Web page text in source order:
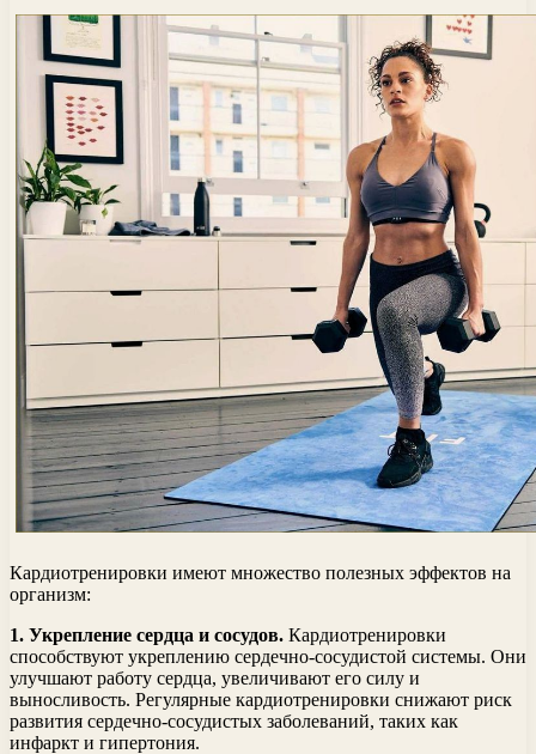
Кардиотренировки имеют множество полезных эффектов на
организм:
1. Укрепление сердца и сосудов. Кардиотренировки
способствуют укреплению сердечно-сосудистой системы. Они
улучшают работу сердца, увеличивают его силу и
выносливость. Регулярные кардиотренировки снижают риск
развития сердечно-сосудистых заболеваний, таких как
инфаркт и гипертония.